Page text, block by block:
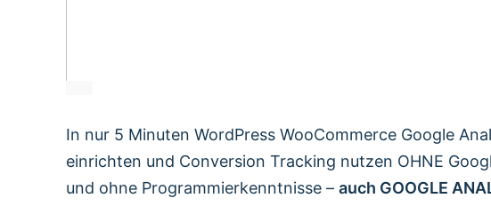
In nur 5 Minuten WordPress WooCommerce Google
einrichten und Conversion Tracking nutzen OHNE
und ohne Programmierkenntnisse –auch GOOGLE